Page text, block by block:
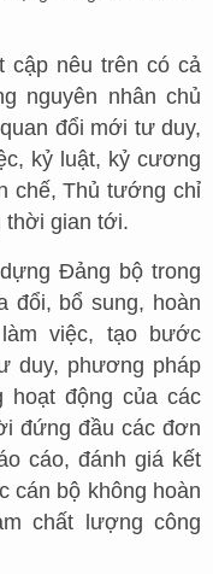
cập nêu trên có cả
nguyên nhân chủ
đổi mới tư duy,
kỷ luật, kỷ cương
chế, Thủ tướng chỉ
thời gian tới.
Đảng bộ trong
đổi, bổ sung, hoàn
việc, tạo bước
duy, phương pháp
hoạt động của các
đứng đầu các đơn
cáo, đánh giá kết
cán bộ không hoàn
chất lượng công